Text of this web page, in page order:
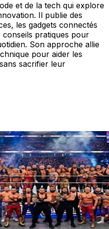
et de la tech qui explore
Il publie des
les gadgets connectés
pratiques pour
Son approche allie
pour aider les
sacrifier leur